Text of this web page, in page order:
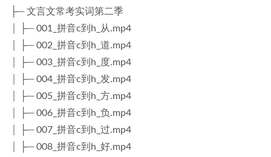
├─ 文言文常考实词第二季
│ ├─ 001_拼音c到h_从.mp4
│ ├─ 002_拼音c到h_道.mp4
│ ├─ 003_拼音c到h_度.mp4
│ ├─ 004_拼音c到h_发.mp4
│ ├─ 005_拼音c到h_方.mp4
│ ├─ 006_拼音c到h_负.mp4
│ ├─ 007_拼音c到h_过.mp4
│ ├─ 008_拼音c到h_好.mp4